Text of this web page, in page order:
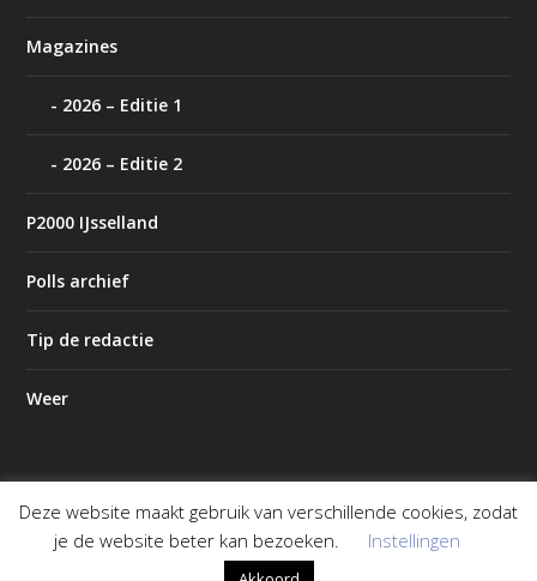
Magazines
2026 – Editie 1
2026 – Editie 2
P2000 IJsselland
Polls archief
Tip de redactie
Weer
Ontworpen doorElegant Themes | Mogelijk gemaakt door
WordPress
Deze website maakt gebruik van verschillende cookies, zodat
je de website beter kan bezoeken.
Instellingen